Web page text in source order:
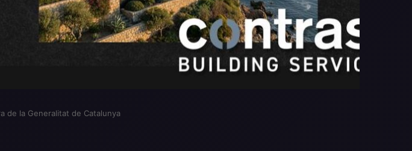
de la Generalitat de Catalunya